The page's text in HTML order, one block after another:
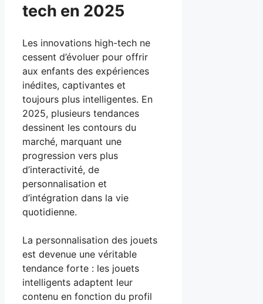
tech en 2025
Les innovations high-tech ne
cessent d’évoluer pour offrir
aux enfants des expériences
inédites, captivantes et
toujours plus intelligentes. En
2025, plusieurs tendances
dessinent les contours du
marché, marquant une
progression vers plus
d’interactivité, de
personnalisation et
d’intégration dans la vie
quotidienne.
La personnalisation des jouets
est devenue une véritable
tendance forte : les jouets
intelligents adaptent leur
contenu en fonction du profil